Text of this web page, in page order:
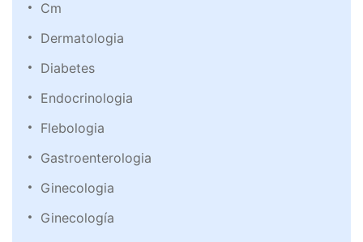
Cm
Dermatologia
Diabetes
Endocrinologia
Flebologia
Gastroenterologia
Ginecologia
Ginecología